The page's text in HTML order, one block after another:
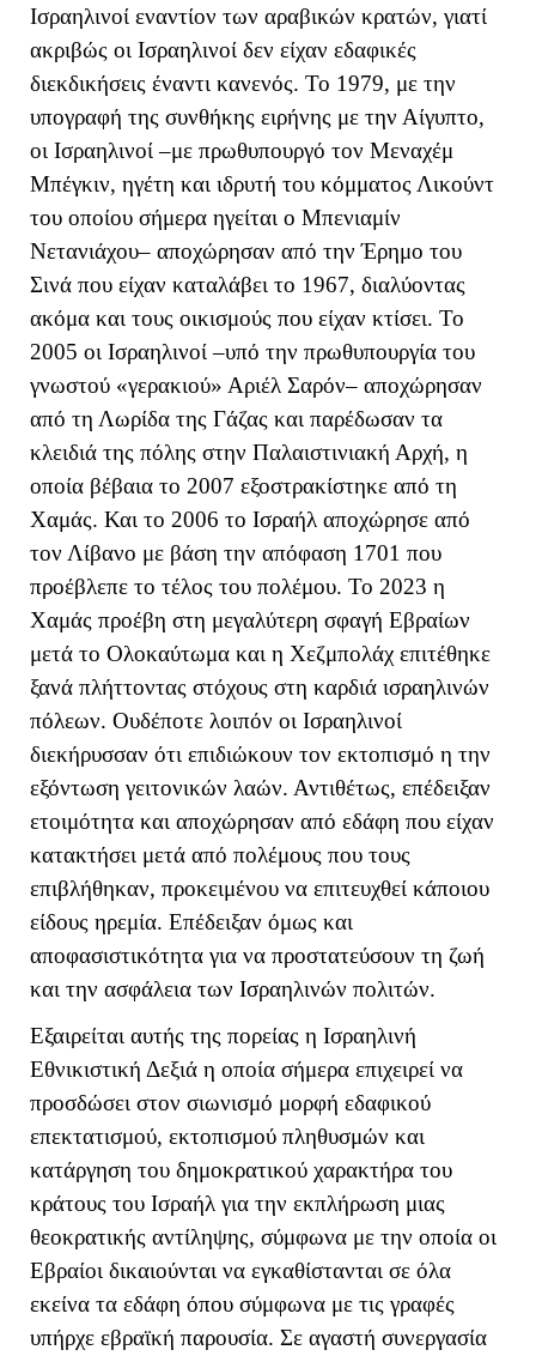
Ισραηλινοί εναντίον των αραβικών κρατών, γιατί
ακριβώς οι Ισραηλινοί δεν είχαν εδαφικές
διεκδικήσεις έναντι κανενός. Το 1979, με την
υπογραφή της συνθήκης ειρήνης με την Αίγυπτο,
οι Ισραηλινοί –με πρωθυπουργό τον Μεναχέμ
Μπέγκιν, ηγέτη και ιδρυτή του κόμματος Λικούντ
του οποίου σήμερα ηγείται ο Μπενιαμίν
Νετανιάχου– αποχώρησαν από την Έρημο του
Σινά που είχαν καταλάβει το 1967, διαλύοντας
ακόμα και τους οικισμούς που είχαν κτίσει. Το
2005 οι Ισραηλινοί –υπό την πρωθυπουργία του
γνωστού «γερακιού» Αριέλ Σαρόν– αποχώρησαν
από τη Λωρίδα της Γάζας και παρέδωσαν τα
κλειδιά της πόλης στην Παλαιστινιακή Αρχή, η
οποία βέβαια το 2007 εξοστρακίστηκε από τη
Χαμάς. Και το 2006 το Ισραήλ αποχώρησε από
τον Λίβανο με βάση την απόφαση 1701 που
προέβλεπε το τέλος του πολέμου. Το 2023 η
Χαμάς προέβη στη μεγαλύτερη σφαγή Εβραίων
μετά το Ολοκαύτωμα και η Χεζμπολάχ επιτέθηκε
ξανά πλήττοντας στόχους στη καρδιά ισραηλινών
πόλεων. Ουδέποτε λοιπόν οι Ισραηλινοί
διεκήρυσσαν ότι επιδιώκουν τον εκτοπισμό η την
εξόντωση γειτονικών λαών. Αντιθέτως, επέδειξαν
ετοιμότητα και αποχώρησαν από εδάφη που είχαν
κατακτήσει μετά από πολέμους που τους
επιβλήθηκαν, προκειμένου να επιτευχθεί κάποιου
είδους ηρεμία. Επέδειξαν όμως και
αποφασιστικότητα για να προστατεύσουν τη ζωή
και την ασφάλεια των Ισραηλινών πολιτών.
Εξαιρείται αυτής της πορείας η Ισραηλινή
Εθνικιστική Δεξιά η οποία σήμερα επιχειρεί να
προσδώσει στον σιωνισμό μορφή εδαφικού
επεκτατισμού, εκτοπισμού πληθυσμών και
κατάργηση του δημοκρατικού χαρακτήρα του
κράτους του Ισραήλ για την εκπλήρωση μιας
θεοκρατικής αντίληψης, σύμφωνα με την οποία οι
Εβραίοι δικαιούνται να εγκαθίστανται σε όλα
εκείνα τα εδάφη όπου σύμφωνα με τις γραφές
υπήρχε εβραϊκή παρουσία. Σε αγαστή συνεργασία